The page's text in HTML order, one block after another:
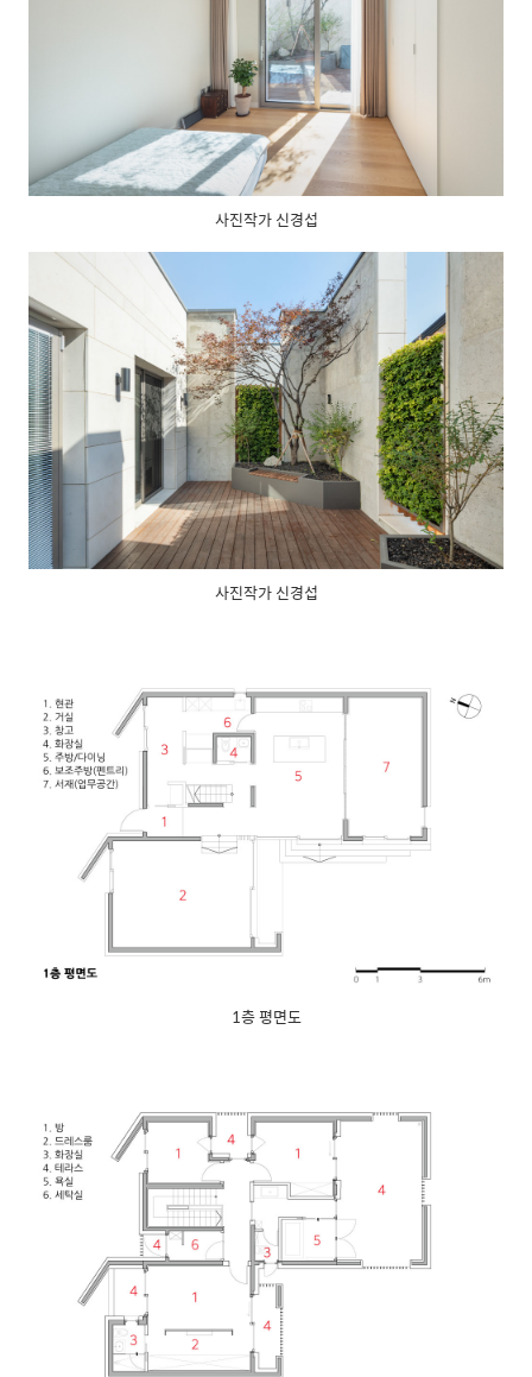
사진작가 신경섭
사진작가 신경섭
1층 평면도